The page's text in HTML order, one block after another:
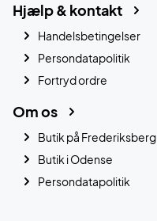
Hjælp & kontakt
Handelsbetingelser
Persondatapolitik
Fortryd ordre
Om os
Butik på Frederiksberg
Butik i Odense
Persondatapolitik